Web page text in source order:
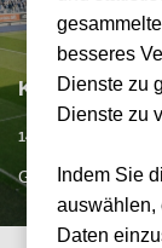
KAA Gent vs
14.05.2027
GNE, BE
besseres
Dienste zu
Dienste zu
Indem Sie
auswählen,
Daten